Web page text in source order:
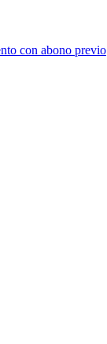
con abono previo